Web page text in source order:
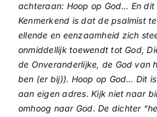
achteraan: Hoop op God… En dit
Kenmerkend is dat de psalmist
ellende en eenzaamheid zich
onmiddellijk toewendt tot God,
de Onveranderlijke, de God van
ben (er bij)). Hoop op God… Dit
aan eigen adres. Kijk niet naar
omhoog naar God. De dichter